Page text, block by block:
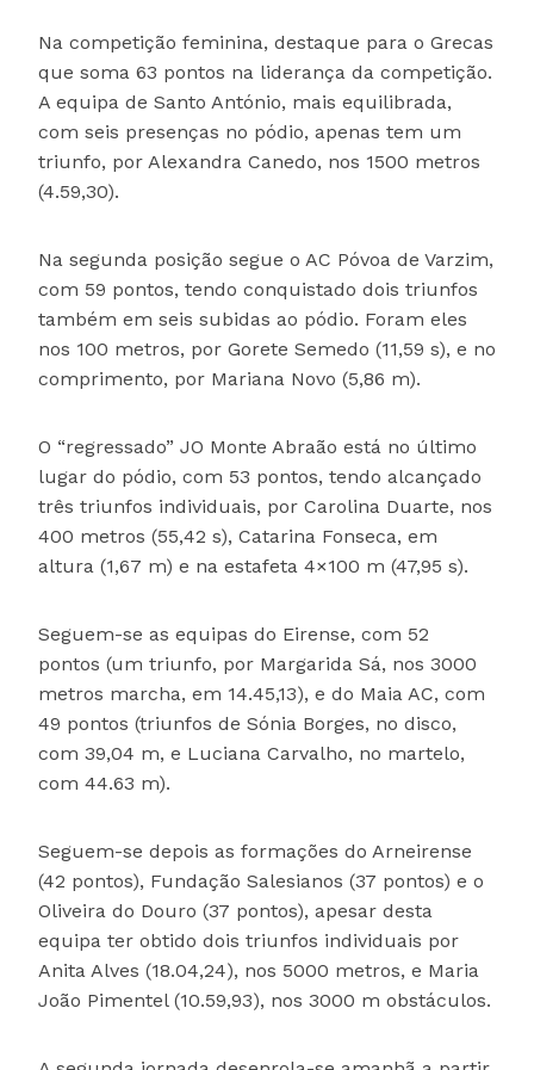
Na competição feminina, destaque para o Grecas
que soma 63 pontos na liderança da competição.
A equipa de Santo António, mais equilibrada,
com seis presenças no pódio, apenas tem um
triunfo, por Alexandra Canedo, nos 1500 metros
(4.59,30).
Na segunda posição segue o AC Póvoa de Varzim,
com 59 pontos, tendo conquistado dois triunfos
também em seis subidas ao pódio. Foram eles
nos 100 metros, por Gorete Semedo (11,59 s), e no
comprimento, por Mariana Novo (5,86 m).
O “regressado” JO Monte Abraão está no último
lugar do pódio, com 53 pontos, tendo alcançado
três triunfos individuais, por Carolina Duarte, nos
400 metros (55,42 s), Catarina Fonseca, em
altura (1,67 m) e na estafeta 4×100 m (47,95 s).
Seguem-se as equipas do Eirense, com 52
pontos (um triunfo, por Margarida Sá, nos 3000
metros marcha, em 14.45,13), e do Maia AC, com
49 pontos (triunfos de Sónia Borges, no disco,
com 39,04 m, e Luciana Carvalho, no martelo,
com 44.63 m).
Seguem-se depois as formações do Arneirense
(42 pontos), Fundação Salesianos (37 pontos) e o
Oliveira do Douro (37 pontos), apesar desta
equipa ter obtido dois triunfos individuais por
Anita Alves (18.04,24), nos 5000 metros, e Maria
João Pimentel (10.59,93), nos 3000 m obstáculos.